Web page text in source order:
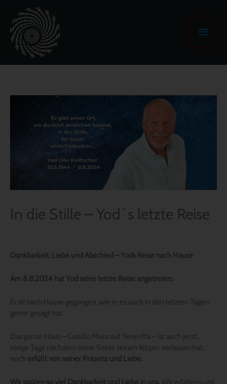
Inhalt
springen
In die Stille – Yod´s letzte Reise
Dankbarkeit, Liebe und Abschied – Yods Reise nach Hause
Am 8.8.2024 hat Yod seine letzte Reise angetreten.
Er ist nach Hause gegangen, wie er es auch in den letzten Tagen
gerne gesagt hat.
Das ganze Haus – Castillo Moro auf Teneriffa – ist auch jetzt,
einige Tage nachdem seine Seele seinen Körper verlassen hat,
noch erfüllt von seiner Präsenz und Liebe.
Wir spüren so viel Dankbarkeit und Liebe in uns. Wir erfahren uns